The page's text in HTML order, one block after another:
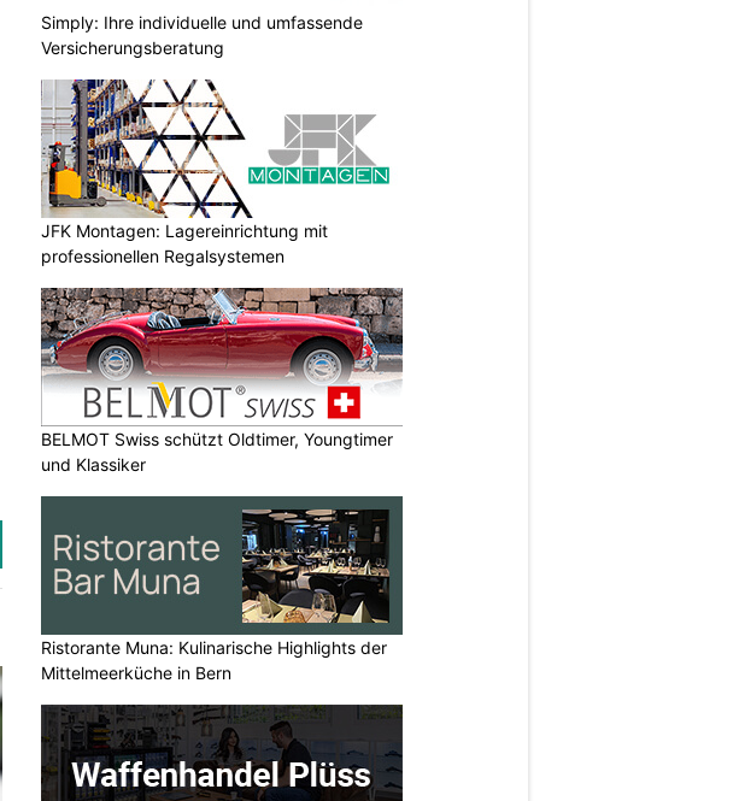
Simply: Ihre individuelle und umfassende
Versicherungsberatung
JFK Montagen: Lagereinrichtung mit
professionellen Regalsystemen
BELMOT Swiss schützt Oldtimer, Youngtimer
und Klassiker
Ristorante Muna: Kulinarische Highlights der
Mittelmeerküche in Bern